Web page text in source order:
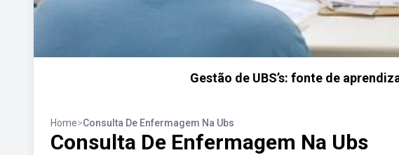
Gestão de UBS’s: fonte de
Home>Consulta De Enfermagem Na Ubs
Consulta De Enfermagem Na Ubs